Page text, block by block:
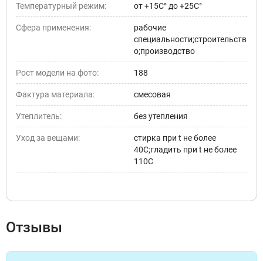
Температурный режим: от +15С° до +25С°
Сфера применения:
рабочие
специальности;строительств
о;производство
Рост модели на фото: 188
Фактура материала: смесовая
Утеплитель: без утепления
Уход за вещами:
стирка при t не более
40С;гладить при t не более
110С
Отзывы